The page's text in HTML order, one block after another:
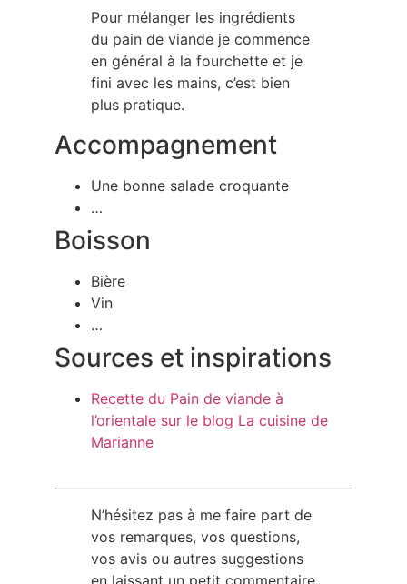
Pour mélanger les ingrédients
du pain de viande je commence
en général à la fourchette et je
fini avec les mains, c’est bien
plus pratique.
Accompagnement
Une bonne salade croquante
…
Boisson
Bière
Vin
…
Sources et inspirations
Recette du Pain de viande à
l’orientale sur le blog La cuisine de
Marianne
N’hésitez pas à me faire part de
vos remarques, vos questions,
vos avis ou autres suggestions